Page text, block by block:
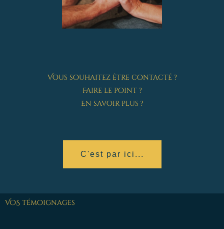
Vous souhaitez être contacté ?
Faire le point ?
En savoir plus ?
C'est par ici...
VOS témoignages